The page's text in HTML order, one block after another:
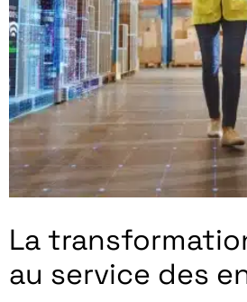
La
au service des